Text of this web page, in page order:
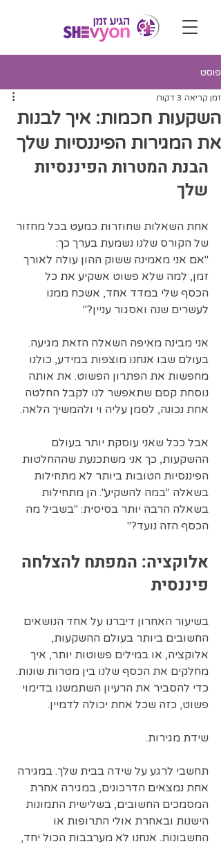
פוסט
השקעות חכמות: איך לבנות
את המגירות הפיננסיות שלך
זמן קריאה 3 דקות
הבנת המטרות הפיננסיות
שלך
אחת השאלות שחוזרות כמעט בכל מחזור
של הקורס שלנו נשמעת בערך כך:
"אם אני מאמינה ששוק ההון עולה לאורך
זמן, למה שלא פשוט אשקיע את כל
הכסף שלי במדד אחד, אשכח ממנו
לעשרים שנה ואסגור עניין?"
אני מבינה מאיפה השאלה הזאת מגיעה.
בעולם שבו אנחנו מוצפות במידע, כולנו
מחפשות את הפתרון הפשוט. את אותה
נוסחת קסם שתאפשר לנו לקבל החלטה
אחת נכונה, לסמן עליה וי ולהמשיך הלאה.
אבל ככל שאני עוסקת יותר בעולם
ההשקעות, כך אני משתכנעת שההחלטות
הפיננסיות הטובות ביותר לא מתחילות
בשאלה "במה להשקיע". הן מתחילות
בשאלה הרבה יותר בסיסית: "בשביל מה
הכסף הזה נועד?"
אלוקציה: המפתח להצלחה
פיננסית
בשיעור האחרון דיברנו על אחד הנושאים
החשובים ביותר בעולם ההשקעות,
אלוקציה, או במילים פשוטות יותר, איך
מחלקים את הכסף שלנו בין מטרות שונות.
כדי להסביר את הרעיון השתמשנו בדימוי
פשוט, כזה שכל אחת יכולה לדמיין.
שידת מגירות.
תחשבי לרגע על שידה בבית שלך. במגירה
אחת נמצאים הדרכונים, במגירה אחרת
המסמכים החשובים, בשלישית התמונות
הישנות ובאחרת אולי התרופות או
החשבונות. אנחנו לא מערבבות הכול יחד,